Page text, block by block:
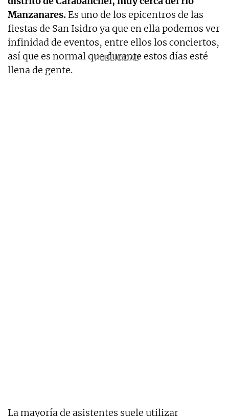
Manzanares. Es uno de los epicentros de las
fiestas de San Isidro ya que en ella podemos ver
infinidad de eventos, entre ellos los conciertos,
así que es normal que durante estos días esté
llena de gente.
La mayoría de asistentes suele utilizar